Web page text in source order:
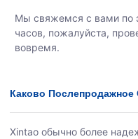
Мы свяжемся с вами по
часов, пожалуйста,
вовремя.
Каково
Xintao обычно более